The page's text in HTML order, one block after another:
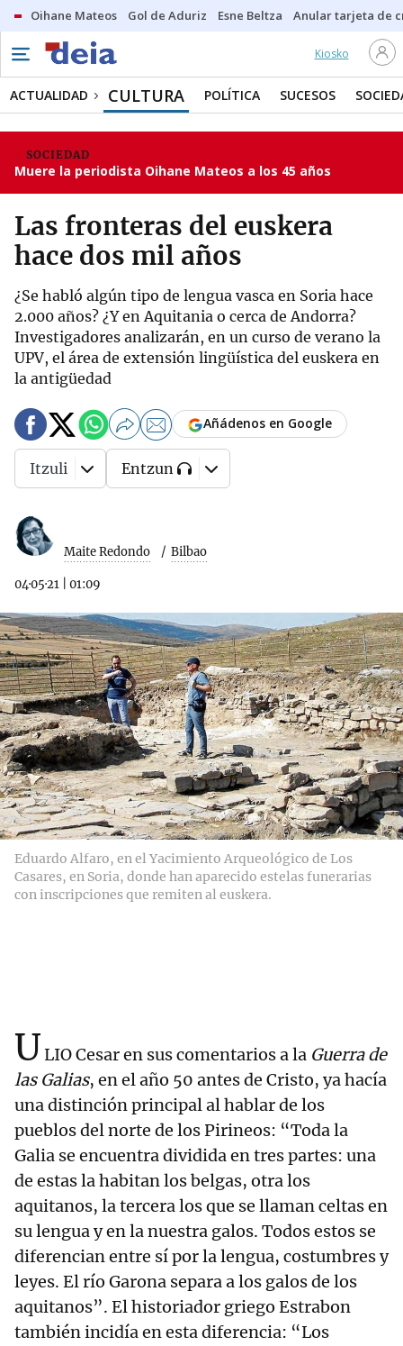
Oihane Mateos Gol de Aduriz Esne Beltza Anular tarjeta de
Kiosko
ACTUALIDAD CULTURA POLÍTICA SUCESOS
SOCIEDAD
Muere la periodista Oihane Mateos a los 45 años
Las fronteras del euskera
hace dos mil años
¿Se habló algún tipo de lengua vasca en Soria hace
2.000 años? ¿Y en Aquitania o cerca de Andorra?
Investigadores analizarán, en un curso de verano la
UPV, el área de extensión lingüística del euskera en
la antigüedad
Maite Redondo Bilbao
04·05·21 01:09
Añádenos en Google
Itzuli Entzun
Eduardo Alfaro, en el Yacimiento Arqueológico de Los
Casares, en Soria, donde han aparecido estelas funerarias
con inscripciones que remiten al euskera.
ULIO Cesar en sus comentarios a la Guerra de
las Galias, en el año 50 antes de Cristo, ya hacía
una distinción principal al hablar de los
pueblos del norte de los Pirineos: “Toda la
Galia se encuentra dividida en tres partes: una
de estas la habitan los belgas, otra los
aquitanos, la tercera los que se llaman celtas en
su lengua y en la nuestra galos. Todos estos se
diferencian entre sí por la lengua, costumbres y
leyes. El río Garona separa a los galos de los
aquitanos”. El historiador griego Estrabon
también incidía en esta diferencia: “Los